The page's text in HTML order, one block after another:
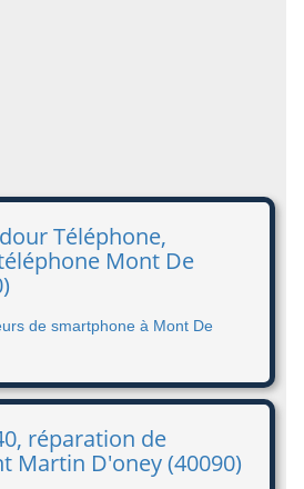
Téléphone,
Mont De
de smartphone à Mont De
réparation de
Martin D'oney (40090)